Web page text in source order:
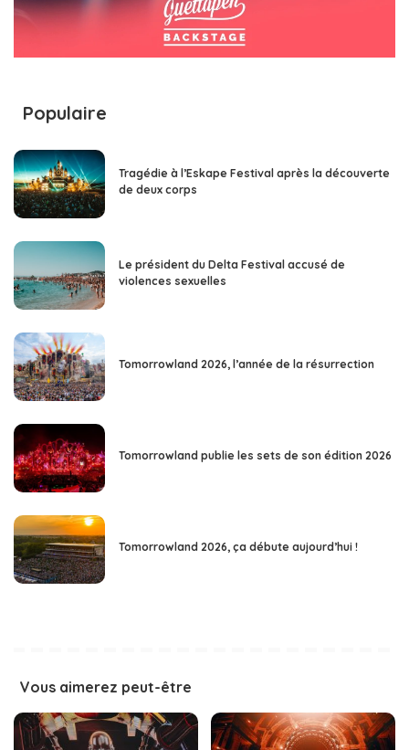
Populaire
Tragédie à l’Eskape Festival après la découverte
de deux corps
Le président du Delta Festival accusé de
violences sexuelles
Tomorrowland 2026, l’année de la résurrection
Tomorrowland publie les sets de son édition 2026
Tomorrowland 2026, ça débute aujourd’hui !
Vous aimerez peut-être